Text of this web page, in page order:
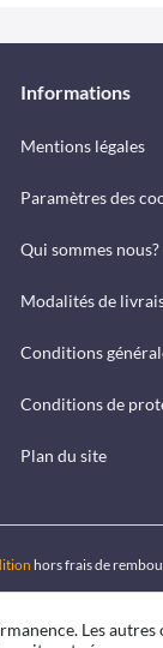
Informations
Mentions légales
Paramètres des
Qui sommes nous?
Modalités de
Conditions
Conditions de
Plan du site
hors frais de
Les